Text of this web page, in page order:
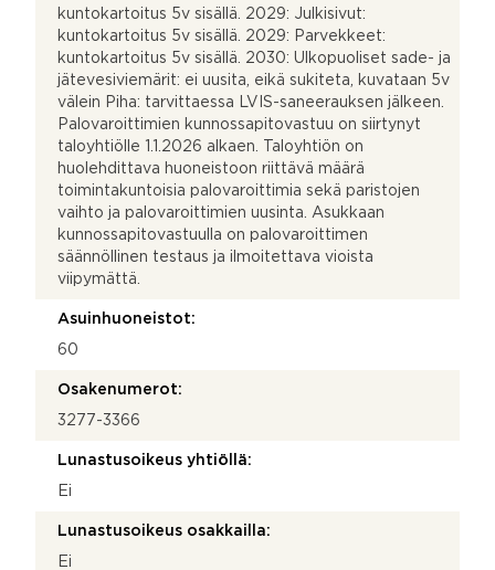
kuntokartoitus 5v sisällä. 2029: Julkisivut:
kuntokartoitus 5v sisällä. 2029: Parvekkeet:
kuntokartoitus 5v sisällä. 2030: Ulkopuoliset sade- ja
jätevesiviemärit: ei uusita, eikä sukiteta, kuvataan 5v
välein Piha: tarvittaessa LVIS-saneerauksen jälkeen.
Palovaroittimien kunnossapitovastuu on siirtynyt
taloyhtiölle 1.1.2026 alkaen. Taloyhtiön on
huolehdittava huoneistoon riittävä määrä
toimintakuntoisia palovaroittimia sekä paristojen
vaihto ja palovaroittimien uusinta. Asukkaan
kunnossapitovastuulla on palovaroittimen
säännöllinen testaus ja ilmoitettava vioista
viipymättä.
Asuinhuoneistot:
60
Osakenumerot:
3277-3366
Lunastusoikeus yhtiöllä:
Ei
Lunastusoikeus osakkailla:
Ei